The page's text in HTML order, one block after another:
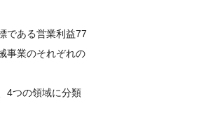
である営業利益77
事業のそれぞれの
4つの領域に分類